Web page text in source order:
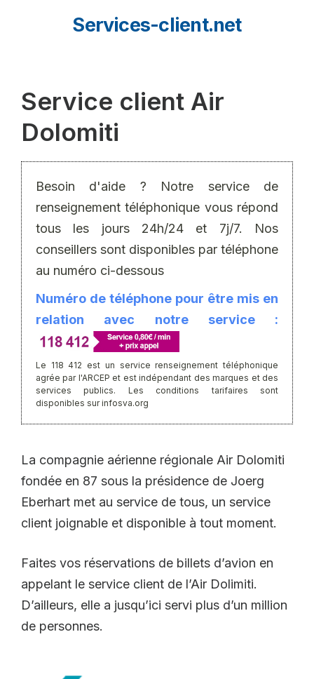
Services-client.net
Service client Air
Dolomiti
Besoin d'aide ? Notre service de
renseignement téléphonique vous répond
tous les jours 24h/24 et 7j/7. Nos
conseillers sont disponibles par téléphone
au numéro ci-dessous
Numéro de téléphone pour être mis en
relation avec notre service :
Le 118 412 est un service renseignement téléphonique
agrée par l'ARCEP et est indépendant des marques et des
services publics. Les conditions tarifaires sont
disponibles sur infosva.org
La compagnie aérienne régionale Air Dolomiti
fondée en 87 sous la présidence de Joerg
Eberhart met au service de tous, un service
client joignable et disponible à tout moment.
Faites vos réservations de billets d’avion en
appelant le service client de l’Air Dolimiti.
D’ailleurs, elle a jusqu’ici servi plus d’un million
de personnes.